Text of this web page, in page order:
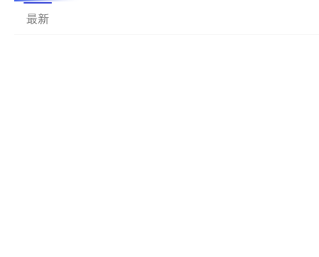
最新